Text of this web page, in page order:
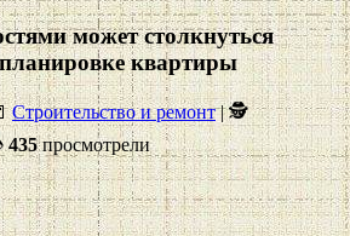
может столкнуться
квартиры
Строительство и ремонт| 🕵
435просмотрели